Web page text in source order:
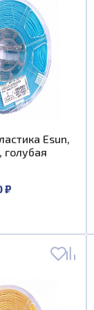
Esun,
голубая
₽